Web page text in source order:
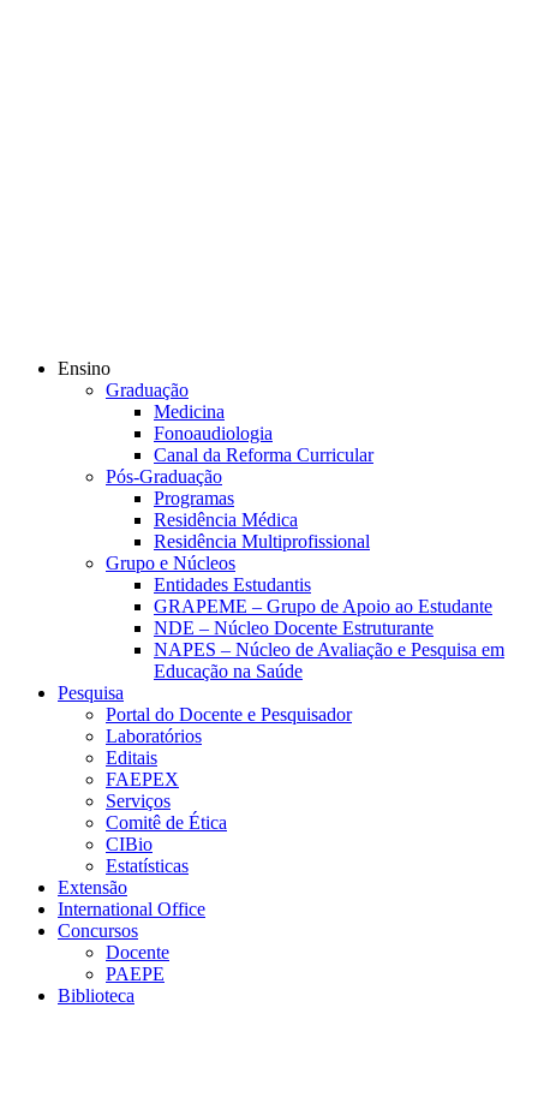
Ensino
Graduação
Medicina
Fonoaudiologia
Canal da Reforma Curricular
Pós-Graduação
Programas
Residência Médica
Residência Multiprofissional
Grupo e Núcleos
Entidades Estudantis
GRAPEME – Grupo de Apoio ao Estudante
NDE – Núcleo Docente Estruturante
NAPES – Núcleo de Avaliação e Pesquisa em
Educação na Saúde
Pesquisa
Portal do Docente e Pesquisador
Laboratórios
Editais
FAEPEX
Serviços
Comitê de Ética
CIBio
Estatísticas
Extensão
International Office
Concursos
Docente
PAEPE
Biblioteca